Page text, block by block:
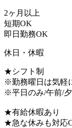
2ヶ月以上
短期OK
即日勤務OK
休日・休暇
★シフト制
※勤務曜日は気軽
※平日のみ/午前/
★有給休暇あり
★急な休みも対応